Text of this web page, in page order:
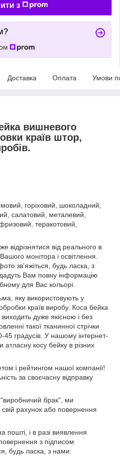
з
Доставка Оплата Умови
вишневого
країв штор,
горіховий, шоколадний,
салатовий, металевий,
теракотовий,
відрізнятися від реального в
монітора і освітлення.
зв'яжіться, будь ласка, з
Вам повну інформацію
для Вас кольорі.
яку використовують у
країв виробу. Коса бейка
виходить дуже якісною і без
такої тканинної стрічки
45 градусів. У нашому інтернет-
косу бейку в різних
і рейтингом нашої компанії!
за своєчасну відправку
брак", ми
рахунок або повернення
пошті, і в разі виявлення
з підписом
будь ласка, з нами.